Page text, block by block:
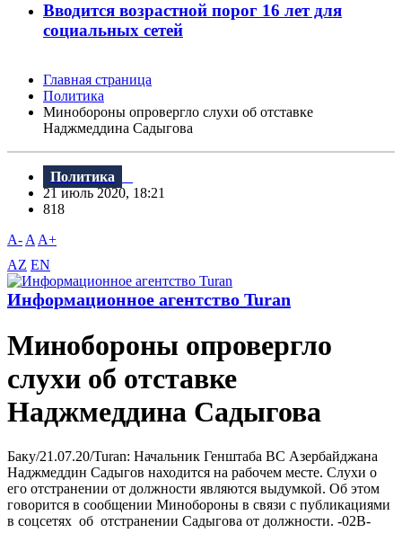
Вводится возрастной порог 16 лет для
социальных сетей
Главная страница
Политика
Минобороны опровергло слухи об отставке
Наджмеддина Садыгова
Политика
21 июль 2020, 18:21
818
A- A A+
AZ EN
Информационное агентство Turan
Минобороны опровергло
слухи об отставке
Наджмеддина Садыгова
Баку/21.07.20/Turan: Начальник Генштаба ВС Азербайджана
Наджмеддин Садыгов находится на рабочем месте. Слухи о
его отстранении от должности являются выдумкой. Об этом
говорится в сообщении Минобороны в связи с публикациями
в соцсетях об отстранении Садыгова от должности. -02B-